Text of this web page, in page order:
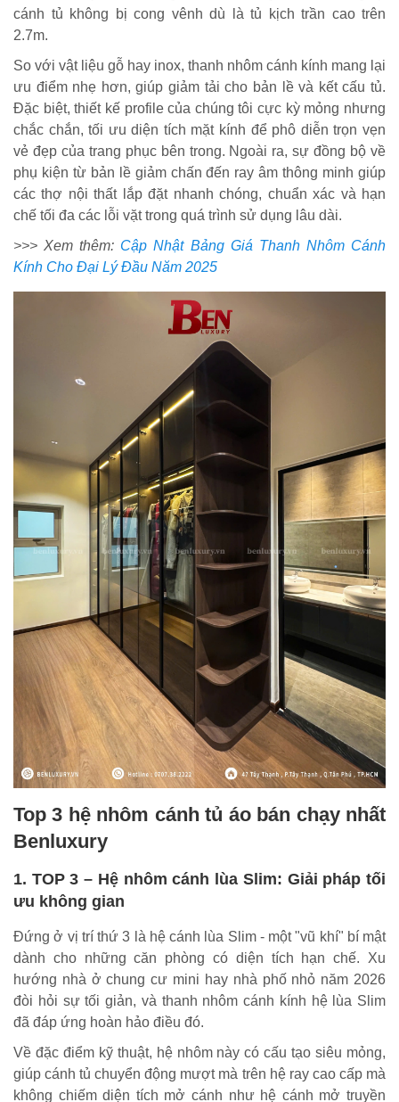
cánh tủ không bị cong vênh dù là tủ kịch trần cao trên
2.7m.
So với vật liệu gỗ hay inox, thanh nhôm cánh kính mang lại
ưu điểm nhẹ hơn, giúp giảm tải cho bản lề và kết cấu tủ.
Đặc biệt, thiết kế profile của chúng tôi cực kỳ mỏng nhưng
chắc chắn, tối ưu diện tích mặt kính để phô diễn trọn vẹn
vẻ đẹp của trang phục bên trong. Ngoài ra, sự đồng bộ về
phụ kiện từ bản lề giảm chấn đến ray âm thông minh giúp
các thợ nội thất lắp đặt nhanh chóng, chuẩn xác và hạn
chế tối đa các lỗi vặt trong quá trình sử dụng lâu dài.
>>> Xem thêm: Cập Nhật Bảng Giá Thanh Nhôm Cánh
Kính Cho Đại Lý Đầu Năm 2025
Top 3 hệ nhôm cánh tủ áo bán chạy nhất
Benluxury
1. TOP 3 – Hệ nhôm cánh lùa Slim: Giải pháp tối
ưu không gian
Đứng ở vị trí thứ 3 là hệ cánh lùa Slim - một "vũ khí" bí mật
dành cho những căn phòng có diện tích hạn chế. Xu
hướng nhà ở chung cư mini hay nhà phố nhỏ năm 2026
đòi hỏi sự tối giản, và thanh nhôm cánh kính hệ lùa Slim
đã đáp ứng hoàn hảo điều đó.
Về đặc điểm kỹ thuật, hệ nhôm này có cấu tạo siêu mỏng,
giúp cánh tủ chuyển động mượt mà trên hệ ray cao cấp mà
không chiếm diện tích mở cánh như hệ cánh mở truyền